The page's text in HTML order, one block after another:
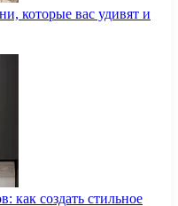
которые вас удивят и
как создать стильное